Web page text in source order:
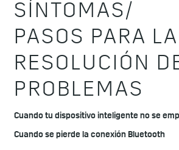
SÍNTOMAS/
PASOS PARA LA
RESOLUCIÓN
PROBLEMAS
Cuando tu dispositivo inteligente no se
Cuando se pierde la conexión Bluetooth